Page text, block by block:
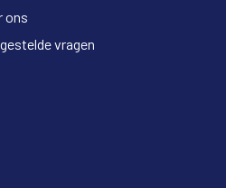
ons
vragen